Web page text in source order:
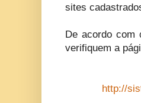
sites
De acordo com
verifiquem a
http://